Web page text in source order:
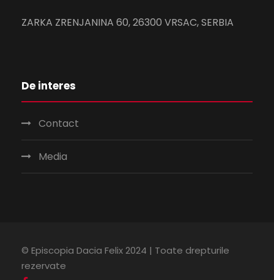
ZARKA ZRENJANINA 60, 26300 VRSAC, SERBIA
De interes
Contact
Media
© Episcopia Dacia Felix 2024 | Toate drepturile
rezervate